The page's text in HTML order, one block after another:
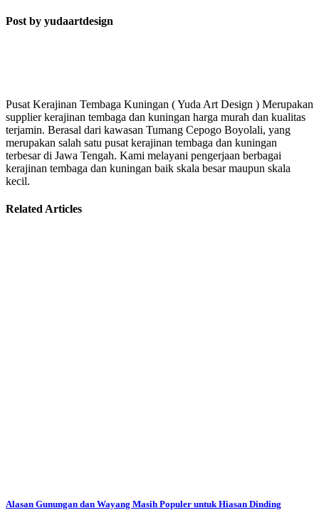
Post by yudaartdesign
Pusat Kerajinan Tembaga Kuningan ( Yuda Art Design ) Merupakan
supplier kerajinan tembaga dan kuningan harga murah dan kualitas
terjamin. Berasal dari kawasan Tumang Cepogo Boyolali, yang
merupakan salah satu pusat kerajinan tembaga dan kuningan
terbesar di Jawa Tengah. Kami melayani pengerjaan berbagai
kerajinan tembaga dan kuningan baik skala besar maupun skala
kecil.
Related Articles
Alasan Gunungan dan Wayang Masih Populer untuk Hiasan Dinding